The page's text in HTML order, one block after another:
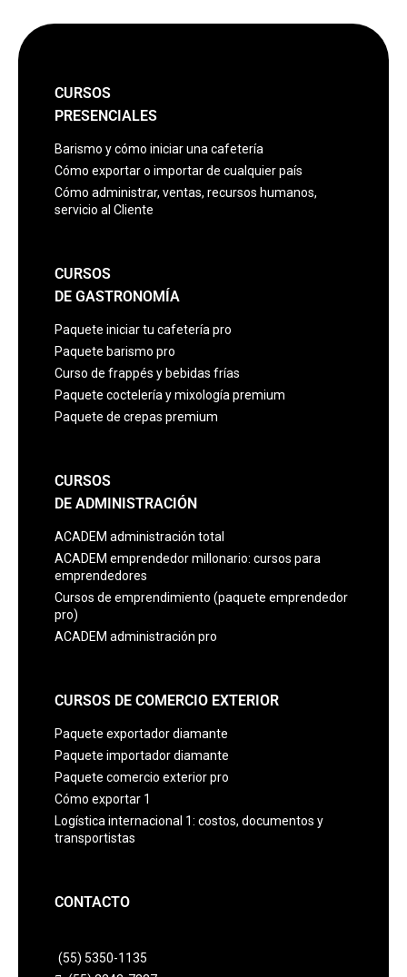
CURSOS
PRESENCIALES
Barismo y cómo iniciar una cafetería
Cómo exportar o importar de cualquier país
Cómo administrar, ventas, recursos humanos,
servicio al Cliente
CURSOS
DE GASTRONOMÍA
Paquete iniciar tu cafetería pro
Paquete barismo pro
Curso de frappés y bebidas frías
Paquete coctelería y mixología premium
Paquete de crepas premium
CURSOS
DE ADMINISTRACIÓN
ACADEM administración total
ACADEM emprendedor millonario: cursos para
emprendedores
Cursos de emprendimiento (paquete emprendedor
pro)
ACADEM administración pro
CURSOS DE COMERCIO EXTERIOR
Paquete exportador diamante
Paquete importador diamante
Paquete comercio exterior pro
Cómo exportar 1
Logística internacional 1: costos, documentos y
transportistas
CONTACTO
(55) 5350-1135